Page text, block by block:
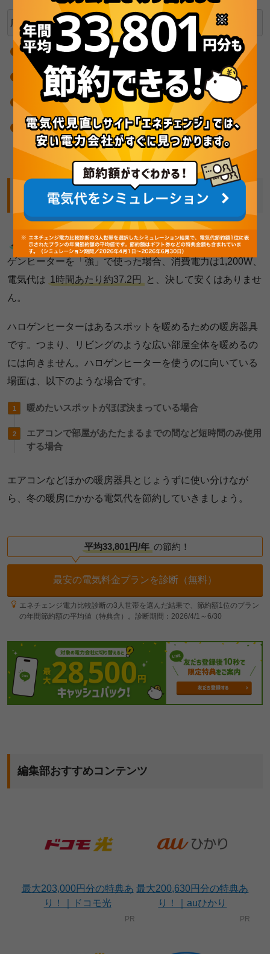
広い空間を暖めたい場合
エアコン
セラミックファンヒーター
床暖房
オイルヒーター
ハロゲンヒーターの電気代、まとめ
ハロゲンヒーターの電気代 について紹介しました。ハロ
ゲンヒーターを「強」で使った場合、消費電力は1,200W、
電気代は 1時間あたり約37.2円
と、決して安くはありませ
ん。
ハロゲンヒーターはあるスポットを暖めるための暖房器具
です。つまり、リビングのような広い部屋全体を暖めるの
には向きません。ハロゲンヒーターを使うのに向いている
場面は、以下のような場合です。
暖めたいスポットがほぼ決まっている場合
エアコンで部屋があたたまるまでの間など短時間のみ使用
する場合
エアコンなどほかの暖房器具とじょうずに使い分けなが
ら、冬の暖房にかかる電気代を節約していきましょう。
平均33,801円/年 の節約！
最安の電気料金プランを診断（無料）
エネチェンジ電力比較診断の3人世帯を選んだ結果で、節約額1位のプラン
の年間節約額の平均値（特典含）。診断期間：2026/4/1～6/30
編集部おすすめコンテンツ
最大203,000円分の特典あ
り！｜ドコモ光
最大200,630円分の特典あ
り！｜auひかり